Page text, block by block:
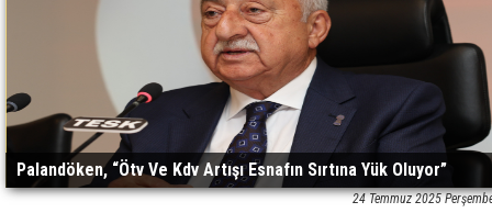
Palandöken, “Ötv Ve Kdv Artışı Esnafın Sırtına Yük Oluyor”
24 Temmuz 2025